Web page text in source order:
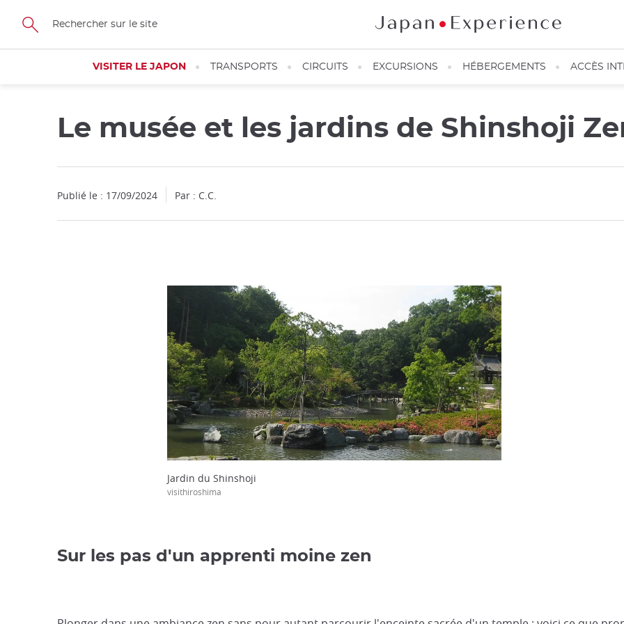
Skip
main
VISITER LE JAPON TRANSPORTS CIRCUITS EXCURSIONS HÉBERGEMENTS ACCÈS
Le musée et les jardins de Shinshoji
Publié le : 17/09/2024 Par : C.C.
Jardin du Shinshoji
visithiroshima
Sur les pas d'un apprenti moine zen